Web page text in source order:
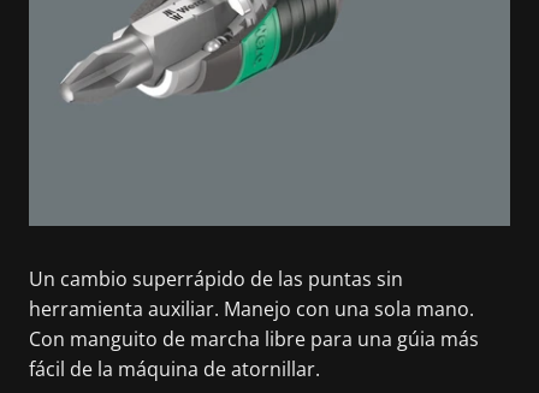
Un cambio superrápido de las puntas sin
herramienta auxiliar. Manejo con una sola mano.
Con manguito de marcha libre para una gúia más
fácil de la máquina de atornillar.